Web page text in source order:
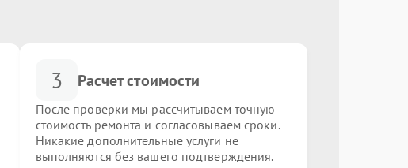
3 Расчет стоимости
После проверки мы рассчитываем точную
стоимость ремонта и согласовываем сроки.
Никакие дополнительные услуги не
выполняются без вашего подтверждения.